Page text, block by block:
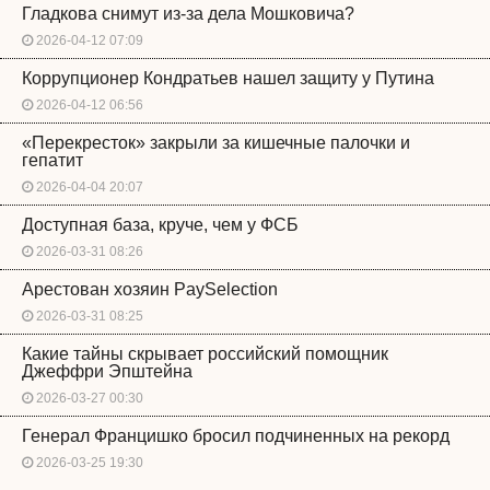
Гладкова снимут из-за дела Мошковича?
2026-04-12 07:09
Коррупционер Кондратьев нашел защиту у Путина
2026-04-12 06:56
«Перекресток» закрыли за кишечные палочки и
гепатит
2026-04-04 20:07
Доступная база, круче, чем у ФСБ
2026-03-31 08:26
Арестован хозяин PaySelection
2026-03-31 08:25
Какие тайны скрывает российский помощник
Джеффри Эпштейна
2026-03-27 00:30
Генерал Францишко бросил подчиненных на рекорд
2026-03-25 19:30